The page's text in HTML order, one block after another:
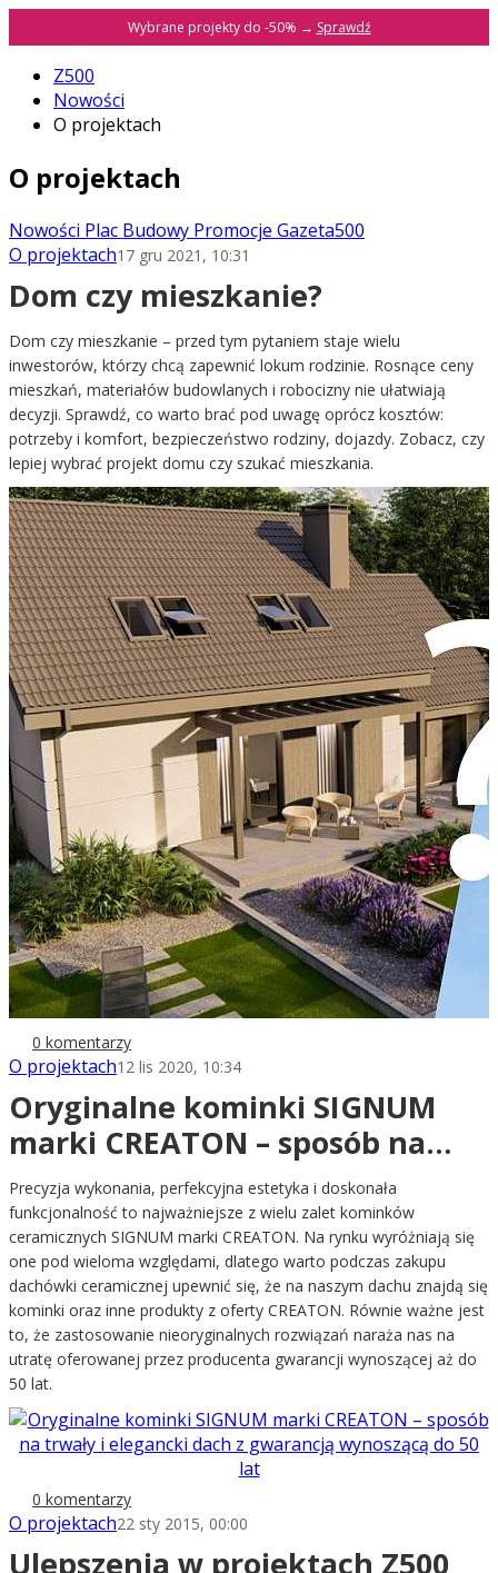
Wybrane projekty do -50% → Sprawdź
Z500
Nowości
O projektach
O projektach
Nowości Plac Budowy Promocje Gazeta500
O projektach17 gru 2021, 10:31
Dom czy mieszkanie?
Dom czy mieszkanie – przed tym pytaniem staje wielu
inwestorów, którzy chcą zapewnić lokum rodzinie. Rosnące ceny
mieszkań, materiałów budowlanych i robocizny nie ułatwiają
decyzji. Sprawdź, co warto brać pod uwagę oprócz kosztów:
potrzeby i komfort, bezpieczeństwo rodziny, dojazdy. Zobacz, czy
lepiej wybrać projekt domu czy szukać mieszkania.
0 komentarzy
O projektach12 lis 2020, 10:34
Oryginalne kominki SIGNUM
marki CREATON – sposób na
trwały i elegancki dach z
gwarancją wynoszącą do 50 lat
Precyzja wykonania, perfekcyjna estetyka i doskonała
funkcjonalność to najważniejsze z wielu zalet kominków
ceramicznych SIGNUM marki CREATON. Na rynku wyróżniają się
one pod wieloma względami, dlatego warto podczas zakupu
dachówki ceramicznej upewnić się, że na naszym dachu znajdą się
kominki oraz inne produkty z oferty CREATON. Równie ważne jest
to, że zastosowanie nieoryginalnych rozwiązań naraża nas na
utratę oferowanej przez producenta gwarancji wynoszącej aż do
50 lat.
0 komentarzy
O projektach22 sty 2015, 00:00
Ulepszenia w projektach Z500